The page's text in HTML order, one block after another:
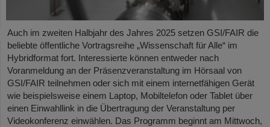
Auch im zweiten Halbjahr des Jahres 2025 setzen GSI/FAIR die
beliebte öffentliche Vortragsreihe „Wissenschaft für Alle“ im
Hybridformat fort. Interessierte können entweder nach
Voranmeldung an der Präsenzveranstaltung im Hörsaal von
GSI/FAIR teilnehmen oder sich mit einem internetfähigen Gerät
wie beispielsweise einem Laptop, Mobiltelefon oder Tablet über
einen Einwahllink in die Übertragung der Veranstaltung per
Videokonferenz einwählen. Das Programm beginnt am Mittwoch,